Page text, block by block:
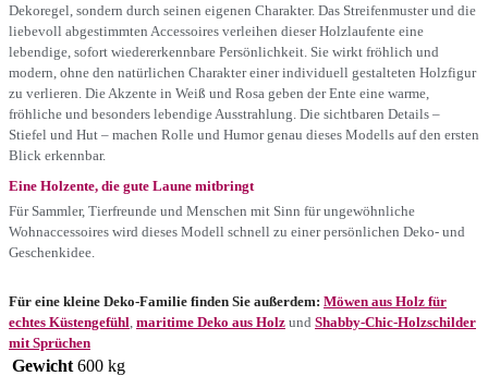
Dekoregel, sondern durch seinen eigenen Charakter. Das Streifenmuster und die
liebevoll abgestimmten Accessoires verleihen dieser Holzlaufente eine
lebendige, sofort wiedererkennbare Persönlichkeit. Sie wirkt fröhlich und
modern, ohne den natürlichen Charakter einer individuell gestalteten Holzfigur
zu verlieren. Die Akzente in Weiß und Rosa geben der Ente eine warme,
fröhliche und besonders lebendige Ausstrahlung. Die sichtbaren Details –
Stiefel und Hut – machen Rolle und Humor genau dieses Modells auf den ersten
Blick erkennbar.
Eine Holzente, die gute Laune mitbringt
Für Sammler, Tierfreunde und Menschen mit Sinn für ungewöhnliche
Wohnaccessoires wird dieses Modell schnell zu einer persönlichen Deko- und
Geschenkidee.
Für eine kleine Deko-Familie finden Sie außerdem: Möwen aus Holz für
echtes Küstengefühl maritime Deko aus Holz und Shabby-Chic-Holzschilder
mit Sprüchen
Gewicht 600 kg